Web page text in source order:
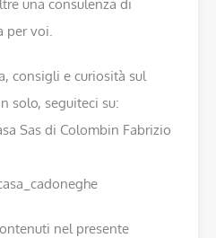
una consulenza di
per voi.
consigli e curiosità sul
solo, seguiteci su:
Sas di Colombin Fabrizio
nel presente